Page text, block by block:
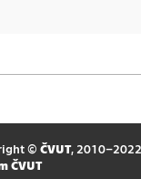
© ČVUT, 2010–2022
ČVUT